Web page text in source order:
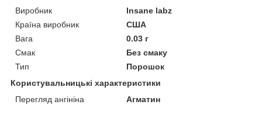
Виробник
Insane labz
Країна виробник
США
Вага
0.03 г
Смак
Без смаку
Тип
Порошок
Користувальницькі характеристики
Перегляд ангініна
Агматин